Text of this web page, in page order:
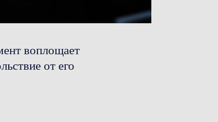
воплощает
от его